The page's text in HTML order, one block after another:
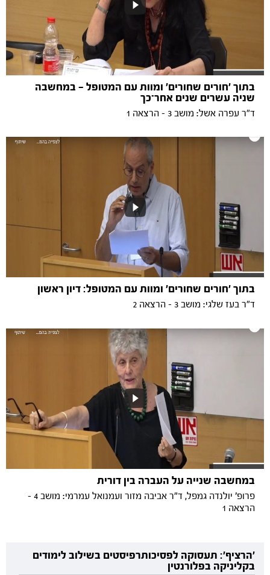
בתוך 'חורים שחורים' ומוות עם המטופל — במחשבה
שניה עשרים שנים אחר־כך
ד"ר עפרה אשל: מושב 3 - הרצאה 1
בתוך 'חורים שחורים' ומוות עם המטופל: דיון ראשון
ד"ר בעז שלגי: מושב 3 - הרצאה 2
במחשבה שנייה על העברה בין דורית
פרופ' יולנדה גמפל, ד"ר אביבה מזור ועמנואל עמרמי: מושב 4 -
הרצאה 1
'הרציף': תעסוקה לפסיכותרפיסטים בשילוב לימודים
בקליניקה בפלורנטין